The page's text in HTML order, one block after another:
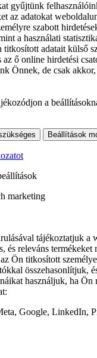
gyűjtünk
az adatokat
szabott
a használati
adatait külső
ő online hirdetési
Önnek, de csak
a
Beállítások
marketing
tájékoztatjuk a
és releváns termékeket
Ön titkosított
összehasonlítjuk,
használjuk, ha Ön
Google, LinkedIn,